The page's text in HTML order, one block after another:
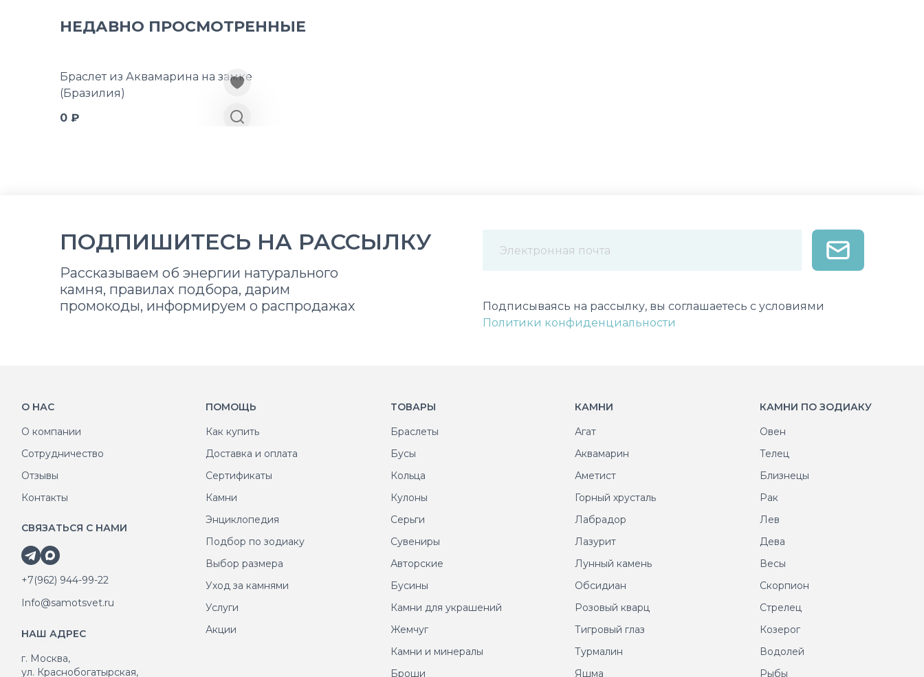
НЕДАВНО ПРОСМОТРЕННЫЕ
Браслет из Аквамарина на замке
(Бразилия)
0 ₽
ПОДПИШИТЕСЬ НА РАССЫЛКУ
Рассказываем об энергии натурального
камня, правилах подбора, дарим
промокоды, информируем о распродажах
Подписываясь на рассылку, вы соглашаетесь с условиями
Политики конфиденциальности
О НАС
О компании
Сотрудничество
Отзывы
Контакты
СВЯЗАТЬСЯ С НАМИ
+7(962) 944-99-22
Info@samotsvet.ru
НАШ АДРЕС
г. Москва,
ул. Краснобогатырская,
ПОМОЩЬ
Как купить
Доставка и оплата
Сертификаты
Камни
Энциклопедия
Подбор по зодиаку
Выбор размера
Уход за камнями
Услуги
Акции
ТОВАРЫ
Браслеты
Бусы
Кольца
Кулоны
Серьги
Сувениры
Авторские
Бусины
Камни для украшений
Жемчуг
Камни и минералы
Броши
КАМНИ
Агат
Аквамарин
Аметист
Горный хрусталь
Лабрадор
Лазурит
Лунный камень
Обсидиан
Розовый кварц
Тигровый глаз
Турмалин
Яшма
КАМНИ ПО ЗОДИАКУ
Овен
Телец
Близнецы
Рак
Лев
Дева
Весы
Скорпион
Стрелец
Козерог
Водолей
Рыбы